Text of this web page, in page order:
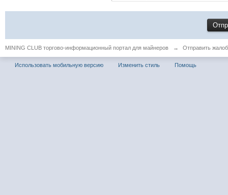
MINING CLUB торгово-информационный портал для майнеров → Отправить
Использовать мобильную версию Изменить стиль Помощь